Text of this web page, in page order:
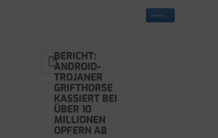
mehr...
BERICHT:
ANDROID-
TROJANER
GRIFTHORSE
KASSIERT BEI
ÜBER 10
MILLIONEN
OPFERN AB